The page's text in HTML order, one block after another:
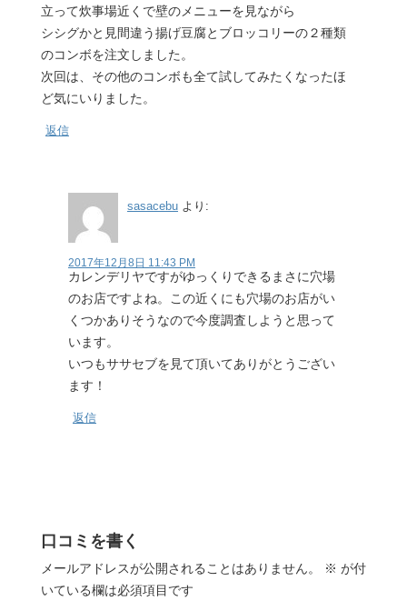
立って炊事場近くで壁のメニューを見ながら
シシグかと見間違う揚げ豆腐とブロッコリーの２種類
のコンボを注文しました。
次回は、その他のコンボも全て試してみたくなったほ
ど気にいりました。
返信
sasacebu より:
2017年12月8日 11:43 PM
カレンデリヤですがゆっくりできるまさに穴場
のお店ですよね。この近くにも穴場のお店がい
くつかありそうなので今度調査しようと思って
います。
いつもササセブを見て頂いてありがとうござい
ます！
返信
口コミを書く
メールアドレスが公開されることはありません。 ※ が付
いている欄は必須項目です